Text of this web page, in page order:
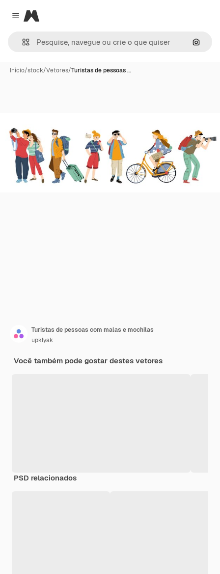
Close menu
Magnific
Início/stock/Vetores/Turistas de pessoas …
Turistas de pessoas com malas e mochilas
upklyak
Você também pode gostar destes vetores
PSD relacionados